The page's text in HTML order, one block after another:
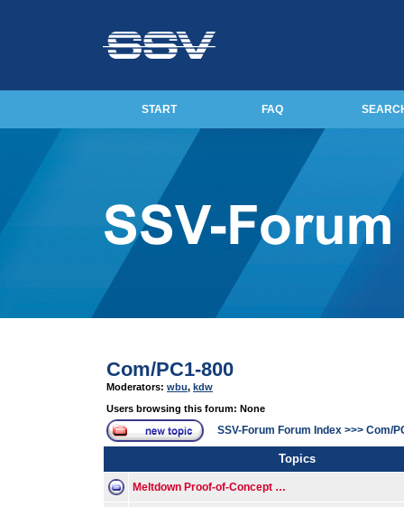
START FAQ
Com/PC1-800
Moderators: wbu, kdw
Users browsing this forum: None
SSV-Forum Forum Index >>> Com/
Topics
Meltdown Proof-of-Concept …